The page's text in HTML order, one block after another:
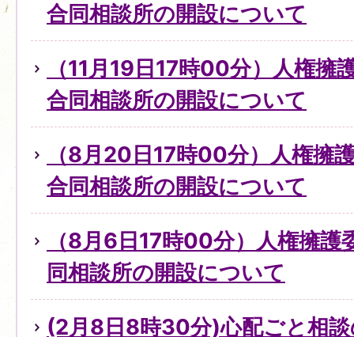
合同相談所の開設について
（11月19日17時00分）人権擁
合同相談所の開設について
（8月20日17時00分）人権擁
合同相談所の開設について
（8月6日17時00分）人権擁護
同相談所の開設について
(2月8日8時30分)心配ごと相